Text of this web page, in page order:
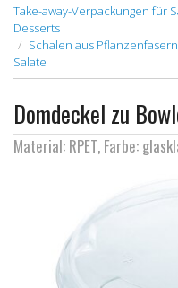
Vollsortiment
designline
Kataloge
Rohstoffe
Convenience
Take-away-Verpackungen für
Desserts
Schalen aus
Salate
Domdeckel zu
Material: RPET, Farbe: